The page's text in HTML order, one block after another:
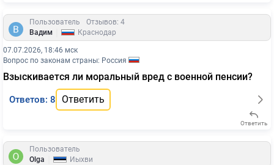
Пользователь
Отзывов: 4
Вадим
Краснодар
07.07.2026, 18:46 мск
Вопрос по законам страны: Россия
Взыскивается ли моральный вред с военной пенсии?
Ответов: 8 Ответить
Ответить
Пользователь
Olga
Йыхви